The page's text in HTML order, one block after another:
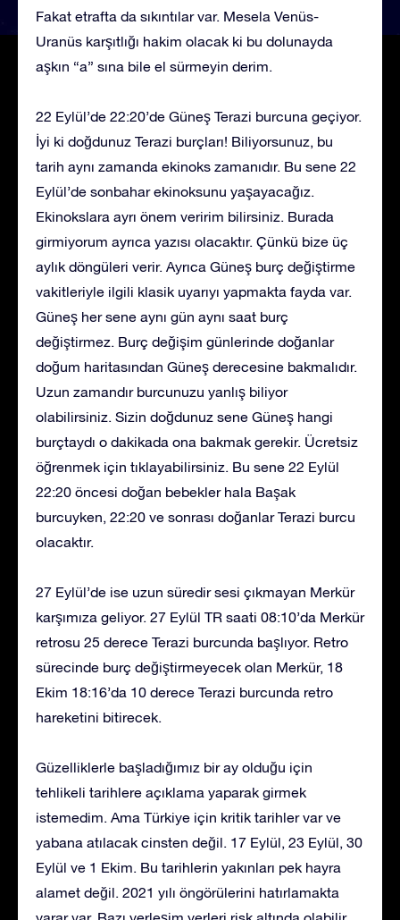
Fakat etrafta da sıkıntılar var. Mesela Venüs-
Uranüs karşıtlığı hakim olacak ki bu dolunayda
aşkın “a” sına bile el sürmeyin derim.
22 Eylül’de 22:20’de Güneş Terazi burcuna geçiyor.
İyi ki doğdunuz Terazi burçları! Biliyorsunuz, bu
tarih aynı zamanda ekinoks zamanıdır. Bu sene 22
Eylül’de sonbahar ekinoksunu yaşayacağız.
Ekinokslara ayrı önem veririm bilirsiniz. Burada
girmiyorum ayrıca yazısı olacaktır. Çünkü bize üç
aylık döngüleri verir. Ayrıca Güneş burç değiştirme
vakitleriyle ilgili klasik uyarıyı yapmakta fayda var.
Güneş her sene aynı gün aynı saat burç
değiştirmez. Burç değişim günlerinde doğanlar
doğum haritasından Güneş derecesine bakmalıdır.
Uzun zamandır burcunuzu yanlış biliyor
olabilirsiniz. Sizin doğdunuz sene Güneş hangi
burçtaydı o dakikada ona bakmak gerekir. Ücretsiz
öğrenmek için tıklayabilirsiniz. Bu sene 22 Eylül
22:20 öncesi doğan bebekler hala Başak
burcuyken, 22:20 ve sonrası doğanlar Terazi burcu
olacaktır.
27 Eylül’de ise uzun süredir sesi çıkmayan Merkür
karşımıza geliyor. 27 Eylül TR saati 08:10’da Merkür
retrosu 25 derece Terazi burcunda başlıyor. Retro
sürecinde burç değiştirmeyecek olan Merkür, 18
Ekim 18:16’da 10 derece Terazi burcunda retro
hareketini bitirecek.
Güzelliklerle başladığımız bir ay olduğu için
tehlikeli tarihlere açıklama yaparak girmek
istemedim. Ama Türkiye için kritik tarihler var ve
yabana atılacak cinsten değil. 17 Eylül, 23 Eylül, 30
Eylül ve 1 Ekim. Bu tarihlerin yakınları pek hayra
alamet değil. 2021 yılı öngörülerini hatırlamakta